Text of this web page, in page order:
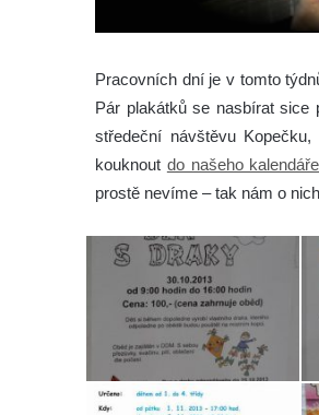
Pracovních dní je v tomto
Pár plakátků se nasbírat sice
středeční návštěvu Kopečku,
kouknout do našeho kalendáře
prostě nevíme – tak nám o